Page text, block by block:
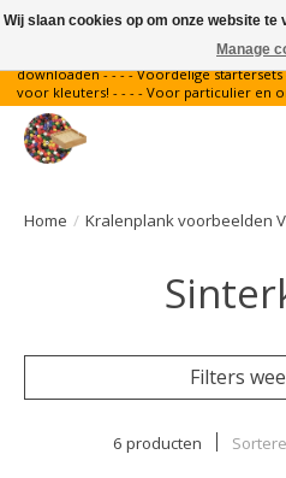
Gratis verzending binnen Nederland - - -
downloaden - - - - Voordelige
voor kleuters! - - - - Voor particulier en
Home / Kralenplank voorbeelden
Filters
6 producten
Wij slaan cookies op om onze website te
Manage